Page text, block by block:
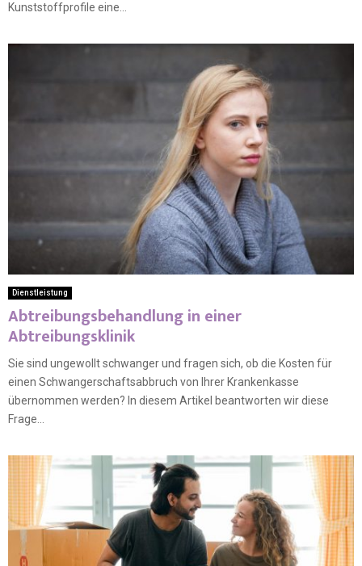
Kunststoffprofile eine...
Dienstleistung
Abtreibungsbehandlung in einer
Abtreibungsklinik
Sie sind ungewollt schwanger und fragen sich, ob die Kosten für
einen Schwangerschaftsabbruch von Ihrer Krankenkasse
übernommen werden? In diesem Artikel beantworten wir diese
Frage...